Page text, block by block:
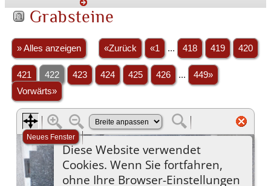
Grabsteine
» Alles anzeigen «Zurück «1 ... 418 419 420
421 422 423 424 425 426 ...
449»
Vorwärts»